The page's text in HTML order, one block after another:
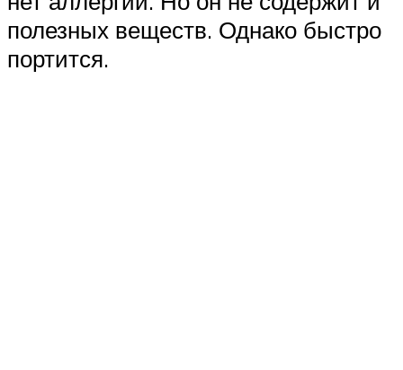
полезных веществ. Однако быстро
портится.